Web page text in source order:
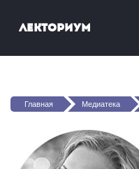
Лекториум
Вы здесь
Главная Медиатека